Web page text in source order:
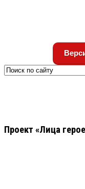
Проект «Лица